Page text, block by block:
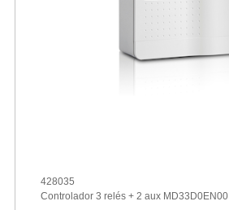
428035
Controlador 3 relés + 2 aux MD33D0EN00